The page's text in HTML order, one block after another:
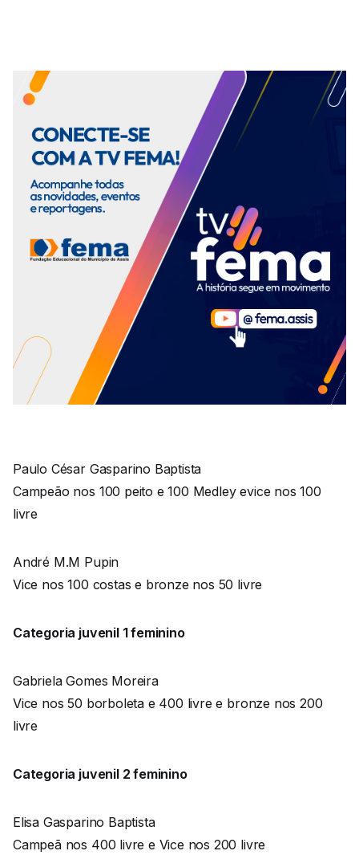
Paulo César Gasparino Baptista
Campeão nos 100 peito e 100 Medley evice nos 100
livre
André M.M Pupin
Vice nos 100 costas e bronze nos 50 livre
Categoria juvenil 1 feminino
Gabriela Gomes Moreira
Vice nos 50 borboleta e 400 livre e bronze nos 200
livre
Categoria juvenil 2 feminino
Elisa Gasparino Baptista
Campeã nos 400 livre e Vice nos 200 livre